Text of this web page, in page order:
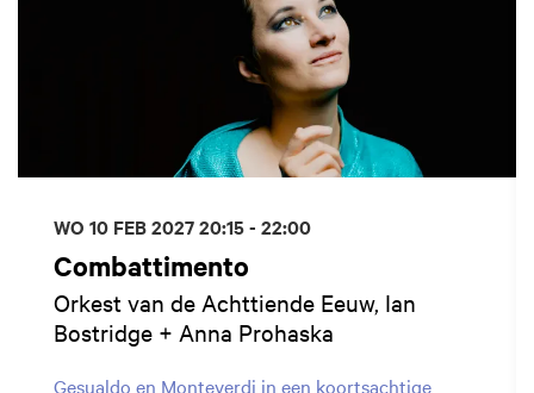
Combattimento
Orkest van de Achttiende Eeuw, Ian
Bostridge + Anna Prohaska
Gesualdo en Monteverdi in een koortsachtige
WO 10 FEB 202720:15 - 22:00